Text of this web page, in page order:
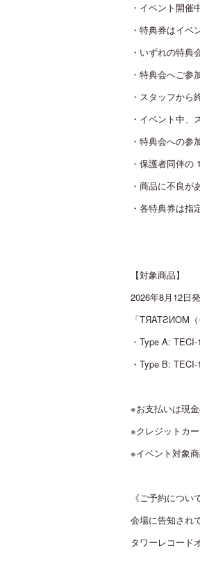
・イベント開催
・特典券はイベ
・いずれの特典
・特典会へご参
・スタッフから
・イベント中、
・特典会への参
・保護者同伴の
・商品に不良が
・各特典券は指
【対象商品】
2026年8月12日
「TЯATƧИOM
・Type A:
・Type B:
※お支払いは現
※クレジットカ
※イベント対象
《ご予約につい
会場に告知され
タワーレコード